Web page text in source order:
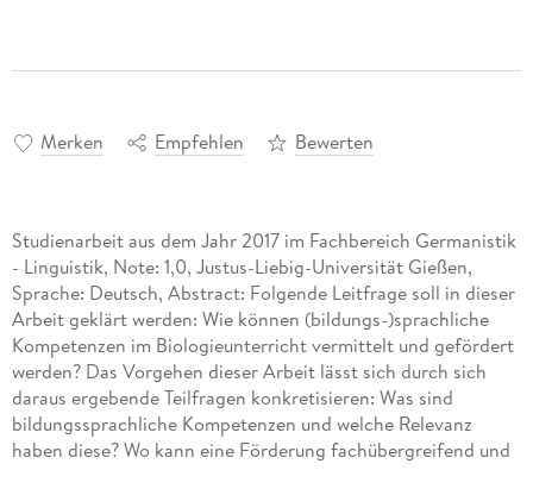
Merken Empfehlen Bewerten
Studienarbeit aus dem Jahr 2017 im Fachbereich Germanistik
- Linguistik, Note: 1,0, Justus-Liebig-Universität Gießen,
Sprache: Deutsch, Abstract: Folgende Leitfrage soll in dieser
Arbeit geklärt werden: Wie können (bildungs-)sprachliche
Kompetenzen im Biologieunterricht vermittelt und gefördert
werden? Das Vorgehen dieser Arbeit lässt sich durch sich
daraus ergebende Teilfragen konkretisieren: Was sind
bildungssprachliche Kompetenzen und welche Relevanz
haben diese? Wo kann eine Förderung fachübergreifend und